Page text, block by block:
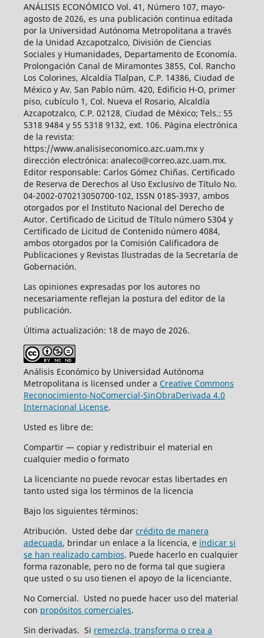
ANÁLISIS ECONÓMICO Vol. 41, Número 107, mayo-
agosto de 2026, es una publicación continua editada
por la Universidad Autónoma Metropolitana a través
de la Unidad Azcapotzalco, División de Ciencias
Sociales y Humanidades, Departamento de Economía.
Prolongación Canal de Miramontes 3855, Col. Rancho
Los Colorines, Alcaldía Tlalpan, C.P. 14386, Ciudad de
México y Av. San Pablo núm. 420, Edificio H-O, primer
piso, cubículo 1, Col. Nueva el Rosario, Alcaldía
Azcapotzalco, C.P. 02128, Ciudad de México; Tels.: 55
5318 9484 y 55 5318 9132, ext. 106. Página electrónica
de la revista:
https://www.analisiseconomico.azc.uam.mx y
dirección electrónica: analeco@correo.azc.uam.mx.
Editor responsable: Carlos Gómez Chiñas. Certificado
de Reserva de Derechos al Uso Exclusivo de Título No.
04-2002-070213050700-102, ISSN 0185-3937, ambos
otorgados por el Instituto Nacional del Derecho de
Autor. Certificado de Licitud de Título número 5304 y
Certificado de Licitud de Contenido número 4084,
ambos otorgados por la Comisión Calificadora de
Publicaciones y Revistas Ilustradas de la Secretaría de
Gobernación.
Las opiniones expresadas por los autores no
necesariamente reflejan la postura del editor de la
publicación.
Última actualización: 18 de mayo de 2026.
Análisis Económico by Universidad Autónoma
Metropolitana is licensed under a Creative Commons
Reconocimiento-NoComercial-SinObraDerivada 4.0
Internacional License.
Usted es libre de:
Compartir — copiar y redistribuir el material en
cualquier medio o formato
La licenciante no puede revocar estas libertades en
tanto usted siga los términos de la licencia
Bajo los siguientes términos:
Atribución. Usted debe dar crédito de manera
adecuada, brindar un enlace a la licencia, e indicar si
se han realizado cambios. Puede hacerlo en cualquier
forma razonable, pero no de forma tal que sugiera
que usted o su uso tienen el apoyo de la licenciante.
No Comercial. Usted no puede hacer uso del material
con propósitos comerciales.
Sin derivadas. Si remezcla, transforma o crea a